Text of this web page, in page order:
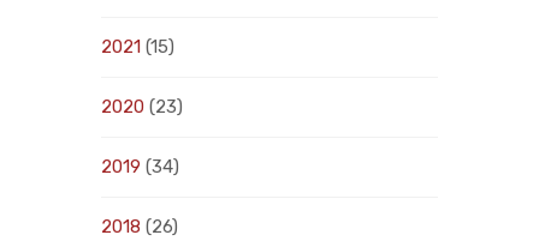
2021 (15)
2020 (23)
2019 (34)
2018 (26)